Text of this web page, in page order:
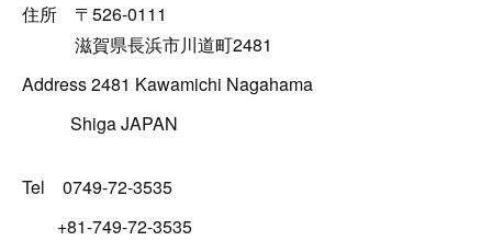
住所 〒526-0111
滋賀県長浜市川道町2481
Address 2481 Kawamichi Nagahama
Shiga JAPAN
Tel 0749-72-3535
+81-749-72-3535